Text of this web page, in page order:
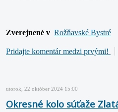
Zverejnené v Rožňavské Bystré
Pridajte komentár medzi prvými!
utorok, 22 október 2024 15:00
Okresné kolo súťaže